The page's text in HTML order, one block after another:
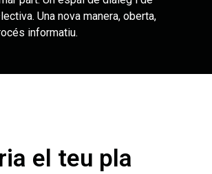
Una nova manera, oberta,
informatiu.
el teu pla